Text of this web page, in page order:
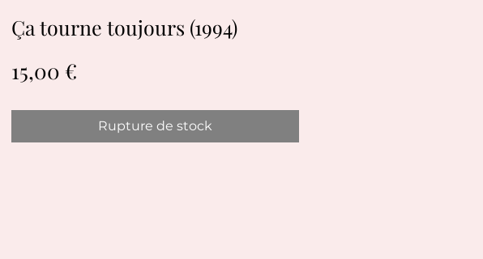
Ça tourne toujours (1994)
15,00 €
Rupture de stock